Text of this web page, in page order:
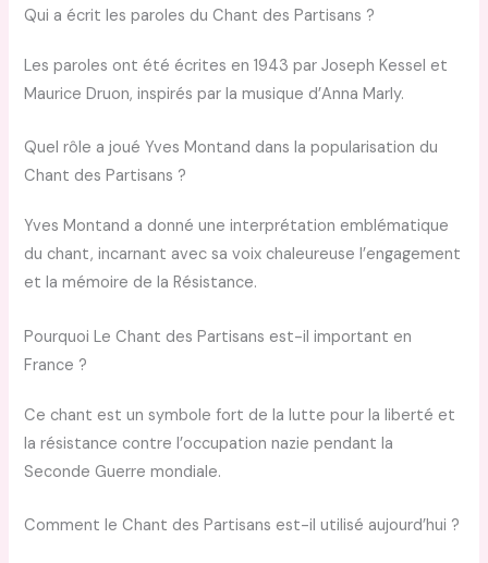
Qui a écrit les paroles du Chant des Partisans ?
Les paroles ont été écrites en 1943 par Joseph Kessel et
Maurice Druon, inspirés par la musique d’Anna Marly.
Quel rôle a joué Yves Montand dans la popularisation du
Chant des Partisans ?
Yves Montand a donné une interprétation emblématique
du chant, incarnant avec sa voix chaleureuse l’engagement
et la mémoire de la Résistance.
Pourquoi Le Chant des Partisans est-il important en
France ?
Ce chant est un symbole fort de la lutte pour la liberté et
la résistance contre l’occupation nazie pendant la
Seconde Guerre mondiale.
Comment le Chant des Partisans est-il utilisé aujourd’hui ?